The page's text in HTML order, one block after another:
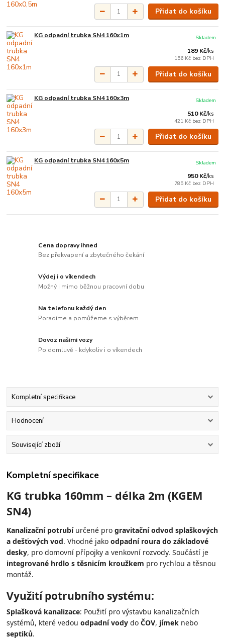
Přidat do košíku
KG odpadní trubka SN4 160x1m
189 Kč/ks
156 Kč bez DPH
Skladem
Přidat do košíku
KG odpadní trubka SN4 160x3m
510 Kč/ks
421 Kč bez DPH
Skladem
Přidat do košíku
KG odpadní trubka SN4 160x5m
950 Kč/ks
785 Kč bez DPH
Skladem
Přidat do košíku
Cena dopravy ihned
Bez překvapení a zbytečného čekání
Výdej i o víkendech
Možný i mimo běžnou pracovní dobu
Na telefonu každý den
Poradíme a pomůžeme s výběrem
Dovoz našimi vozy
Po domluvě - kdykoliv i o víkendech
Kompletní specifikace
Hodnocení
Související zboží
Kompletní specifikace
KG trubka 160mm – délka 2m (KGEM
SN4)
Kanalizační potrubíurčené progravitační odvod splaškových
a dešťových vod. Vhodné jakoodpadní roura do základové
desky, pro domovní přípojky a venkovní rozvody. Součástí je
integrované hrdlo s těsnicím kroužkem pro rychlou a těsnou
montáž.
Využití potrubního systému:
Splašková kanalizace: Použití pro výstavbu kanalizačních
systémů, které vedouodpadní vody doČOV, jímek nebo
septiků.